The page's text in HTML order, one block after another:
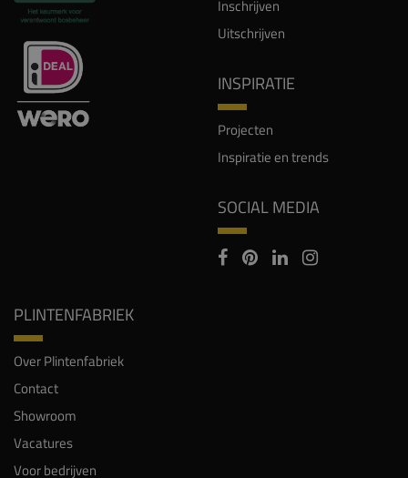
Inschrijven
Uitschrijven
INSPIRATIE
Projecten
Inspiratie en trends
SOCIAL MEDIA
PLINTENFABRIEK
Over Plintenfabriek
Contact
Showroom
Vacatures
Voor bedrijven